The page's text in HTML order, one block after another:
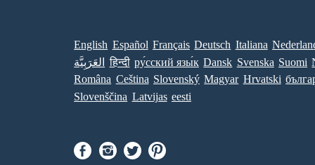
English Español Français Deutsch Italiana
العَرَبِيَّة
हिन्दी ру́сский язы́к Dansk Svenska Suomi
Româna Ceština Slovenský Magyar Hrvatski
Slovenščina Latvijas eesti